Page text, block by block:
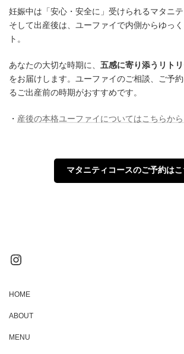
妊娠中は「安心・安全に」受けられるマタニテ
そして出産後は、ユーファイで内側からゆっ
ト。
あなたの大切な時期に、 五感に寄り添うリト
をお届けします。ユーファイのご相談、ご予
るご出産前の時期がおすすめです。
・ 産後の本格ユーファイについてはこちらから
マタニティコースのご予約は
Instagram
HOME
ABOUT
MENU